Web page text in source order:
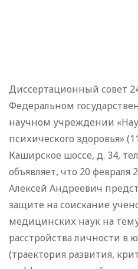
Диссертационный совет
Федеральном
научном учреждении
психического здоровья»
Каширское шоссе, д. 34,
объявляет, что 20 февраля
Алексей Андреевич
защите на соискание
медицинских наук на
расстройства личности в
(траектория развития,